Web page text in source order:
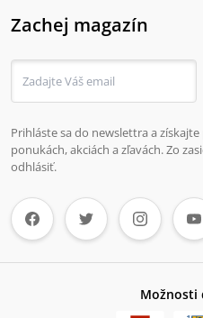
Zachej magazín
Prihláste sa do newslettra a
ponukách, akciách a zľavách. Zo
odhlásiť.
Možnosti